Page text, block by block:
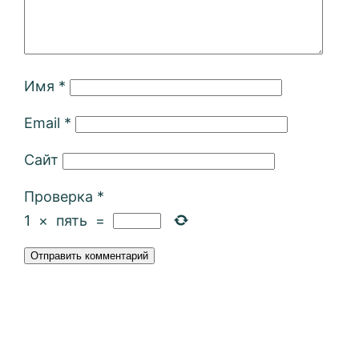
Имя *
Email *
Сайт
Проверка *
1
× пять =